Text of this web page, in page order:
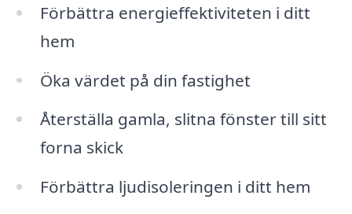
Förbättra energieffektiviteten i ditt
hem
Öka värdet på din fastighet
Återställa gamla, slitna fönster till sitt
forna skick
Förbättra ljudisoleringen i ditt hem